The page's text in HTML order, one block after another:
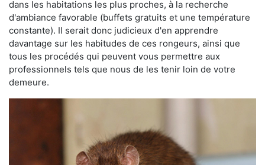
dans les habitations les plus proches, à la recherche
d'ambiance favorable (buffets gratuits et une température
constante). Il serait donc judicieux d'en apprendre
davantage sur les habitudes de ces rongeurs, ainsi que
tous les procédés qui peuvent vous permettre aux
professionnels tels que nous de les tenir loin de votre
demeure.